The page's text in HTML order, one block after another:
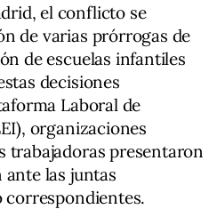
el conflicto se
de varias prórrogas de
de escuelas infantiles
decisiones
Laboral de
organizaciones
trabajadoras presentaron
las juntas